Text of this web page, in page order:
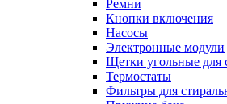
Ремни
Кнопки включения
Насосы
Электронные модули
Щетки угольные для
Термостаты
Фильтры для